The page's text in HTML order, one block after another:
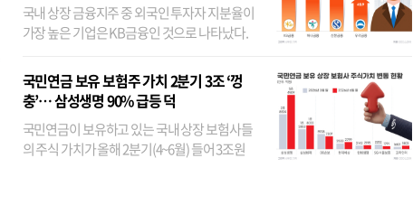
국내 상장 금융지주 중 외국인 투자자 지분율이
가장 높은 기업은 KB금융인 것으로 나타났다.
융이었다. 특히 KB금융은 지난달 말 기준 해외
기관투자자 지분율이...
국민연금 보유 보험주 가치 2분기 3조 ‘껑
충’… 삼성생명 90% 급등 덕
국민연금이 보유하고 있는 국내 상장 보험사들
의 주식 가치가 올해 2분기(4~6월) 들어 3조원